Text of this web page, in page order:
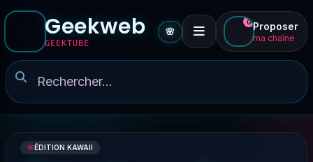
Geekweb
GEEKTUBE
🌸
0 Proposer
ma chaîne
🌸ÉDITION KAWAII